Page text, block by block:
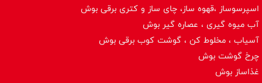
اسپرسوساز ،قهوه ساز، چای ساز و کتری برقی بوش
آب میوه گیری ، عصاره گیر بوش
آسیاب ، مخلوط کن ، گوشت کوب برقی بوش
چرخ گوشت بوش
غذاساز بوش